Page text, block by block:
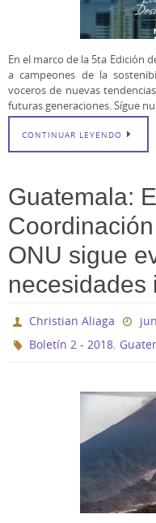
En el marco de la 5ta Edición
a campeones de la
voceros de nuevas
futuras generaciones. Sígue
CONTINUAR LEYENDO
Guatemala:
ONU sigue
necesidades
Christian Aliaga
Boletín 2 - 2018,